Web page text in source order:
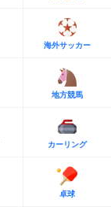
海外サッカー
地方競馬
カーリング
卓球